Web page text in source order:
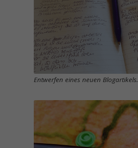
Entwerfen eines neuen Blogartikels.